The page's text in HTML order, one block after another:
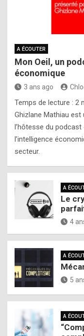
A ÉCOUTER
Mon Oeil, un
économique
3 ans ago
Temps de lecture : 2
Ghizlane Mathiau
l’hôtesse du
l’intelligence
secteur.
A
Le
4
A
5
A